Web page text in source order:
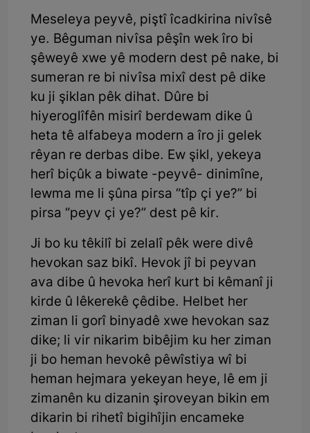
Meseleya peyvê, piştî îcadkirina nivîsê
ye. Bêguman nivîsa pêşîn wek îro bi
şêweyê xwe yê modern dest pê nake, bi
sumeran re bi nivîsa mixî dest pê dike
ku ji şiklan pêk dihat. Dûre bi
hiyeroglîfên misirî berdewam dike û
heta tê alfabeya modern a îro ji gelek
rêyan re derbas dibe. Ew şikl, yekeya
herî biçûk a biwate -peyvê- dinimîne,
lewma me li şûna pirsa “tîp çi ye?” bi
pirsa “peyv çi ye?” dest pê kir.
Ji bo ku têkilî bi zelalî pêk were divê
hevokan saz bikî. Hevok jî bi peyvan
ava dibe û hevoka herî kurt bi kêmanî ji
kirde û lêkerekê çêdibe. Helbet her
ziman li gorî binyadê xwe hevokan saz
dike; li vir nikarim bibêjim ku her ziman
ji bo heman hevokê pêwîstiya wî bi
heman hejmara yekeyan heye, lê em ji
zimanên ku dizanin şiroveyan bikin em
dikarin bi rihetî bigihîjin encameke